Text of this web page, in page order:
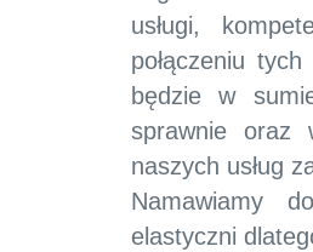
usługi,
połączeniu
będzie w
sprawnie oraz
naszych usług
Namawiamy
elastyczni